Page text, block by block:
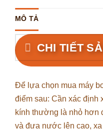
MÔ TẢ
CHI TIẾT
Để lựa chọn mua máy
điểm sau: Cần xác định
kính thường là nhỏ hơn
và đưa nước lên cao,